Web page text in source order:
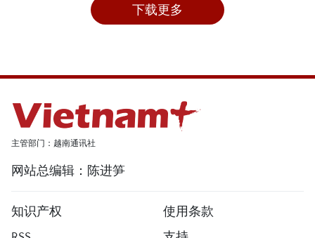
下载更多
主管部门：越南通讯社
网站总编辑：陈进笋
知识产权
使用条款